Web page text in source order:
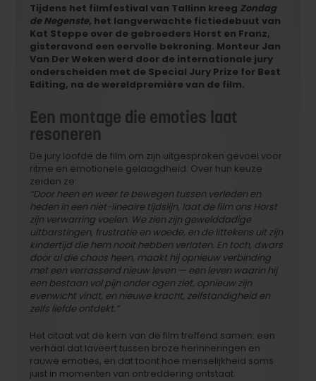
Tijdens het filmfestival van Tallinn kreeg Zondag
de Negenste, het langverwachte fictiedebuut van
Kat Steppe over de gebroeders Horst en Franz,
gisteravond een eervolle bekroning. Monteur Jan
Van Der Weken werd door de internationale jury
onderscheiden met de Special Jury Prize for Best
Editing, na de wereldpremière van de film.
Een montage die emoties laat
resoneren
De jury loofde de film om zijn uitgesproken gevoel voor
ritme en emotionele gelaagdheid. Over hun keuze
zeiden ze:
“Door heen en weer te bewegen tussen verleden en
heden in een niet-lineaire tijdslijn, laat de film ons Horst
zijn verwarring voelen. We zien zijn gewelddadige
uitbarstingen, frustratie en woede, en de littekens uit zijn
kindertijd die hem nooit hebben verlaten. En toch, dwars
door al die chaos heen, maakt hij opnieuw verbinding
met een verrassend nieuw leven — een leven waarin hij
een bestaan vol pijn onder ogen ziet, opnieuw zijn
evenwicht vindt, en nieuwe kracht, zelfstandigheid en
zelfs liefde ontdekt.”
Het citaat vat de kern van de film treffend samen: een
verhaal dat laveert tussen broze herinneringen en
rauwe emoties, en dat toont hoe menselijkheid soms
juist in momenten van ontreddering ontstaat.